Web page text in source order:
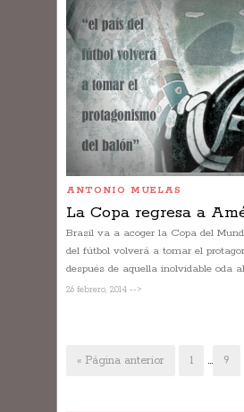
ANTONIO MUELAS
La Copa regresa a
Brasil va a acoger la Copa del
del fútbol volverá a tomar el
después de aquella inolvidable oda
26 febrero, 2014 -->
« Página anterior 1 … 9